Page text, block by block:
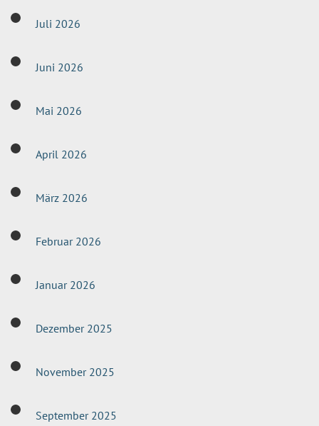
Juli 2026
Juni 2026
Mai 2026
April 2026
März 2026
Februar 2026
Januar 2026
Dezember 2025
November 2025
September 2025